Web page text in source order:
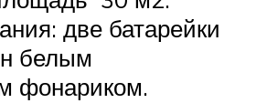
две батарейки
белым
фонариком.